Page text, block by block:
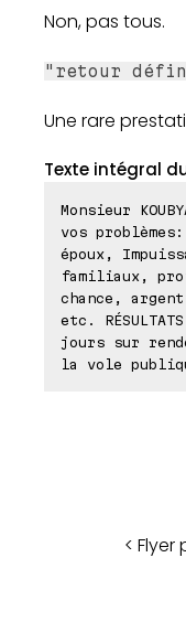
Non, pas tous.
"retour
Une rare
Texte intégral
Monsieur
vos
époux,
familiaux,
chance,
etc.
jours sur
la vole
<